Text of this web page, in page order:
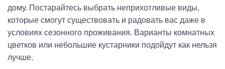
дому. Постарайтесь выбрать неприхотливые виды,
которые смогут существовать и радовать вас даже в
условиях сезонного проживания. Варианты комнатных
цветков или небольшие кустарники подойдут как нельзя
лучше.